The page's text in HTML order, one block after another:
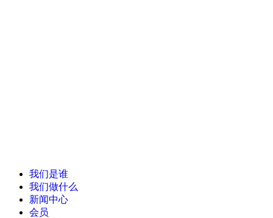
我们是谁
我们做什么
新闻中心
会员